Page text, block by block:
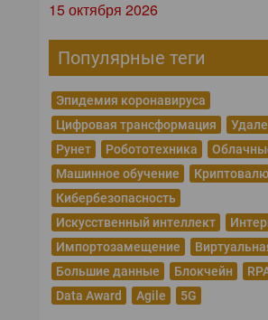
15 октября 2026
Популярные теги
Эпидемия коронавируса
Цифровая трансформация
Рунет
Робототехника
Машинное обучение
Кибербезопасность
Искусственный интеллект
Импортозамещение
Большие данные
Блокчейн
Data Award
Agile 5G